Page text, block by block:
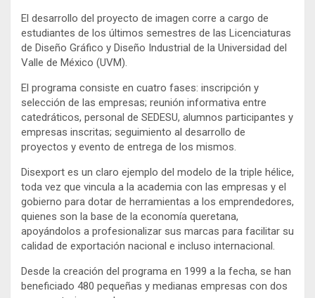
El desarrollo del proyecto de imagen corre a cargo de
estudiantes de los últimos semestres de las Licenciaturas
de Diseño Gráfico y Diseño Industrial de la Universidad del
Valle de México (UVM).
El programa consiste en cuatro fases: inscripción y
selección de las empresas; reunión informativa entre
catedráticos, personal de SEDESU, alumnos participantes y
empresas inscritas; seguimiento al desarrollo de
proyectos y evento de entrega de los mismos.
Disexport es un claro ejemplo del modelo de la triple hélice,
toda vez que vincula a la academia con las empresas y el
gobierno para dotar de herramientas a los emprendedores,
quienes son la base de la economía queretana,
apoyándolos a profesionalizar sus marcas para facilitar su
calidad de exportación nacional e incluso internacional.
Desde la creación del programa en 1999 a la fecha, se han
beneficiado 480 pequeñas y medianas empresas con dos